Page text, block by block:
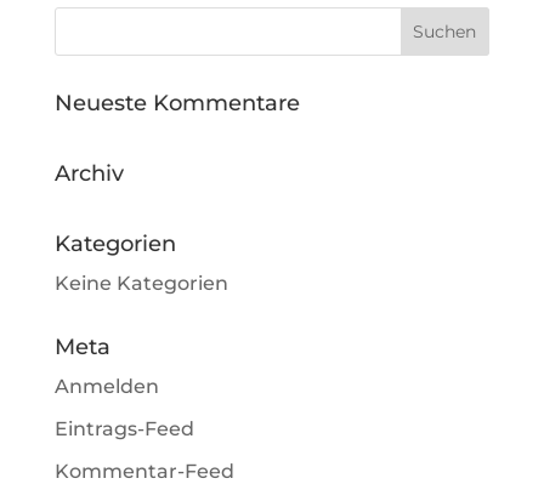
Neueste Kommentare
Archiv
Kategorien
Keine Kategorien
Meta
Anmelden
Eintrags-Feed
Kommentar-Feed